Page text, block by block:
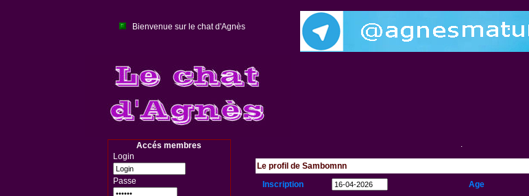
Bienvenue sur le chat d'Agnès
Accés membres
Login
Passe
.
Le profil de Sambomnn
Inscription
Age